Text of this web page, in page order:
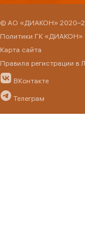
© АО «ДИАКОН»
Политики ГК «ДИАКОН»
Карта сайта
Правила регистрации в
ВКонтакте
Телеграм